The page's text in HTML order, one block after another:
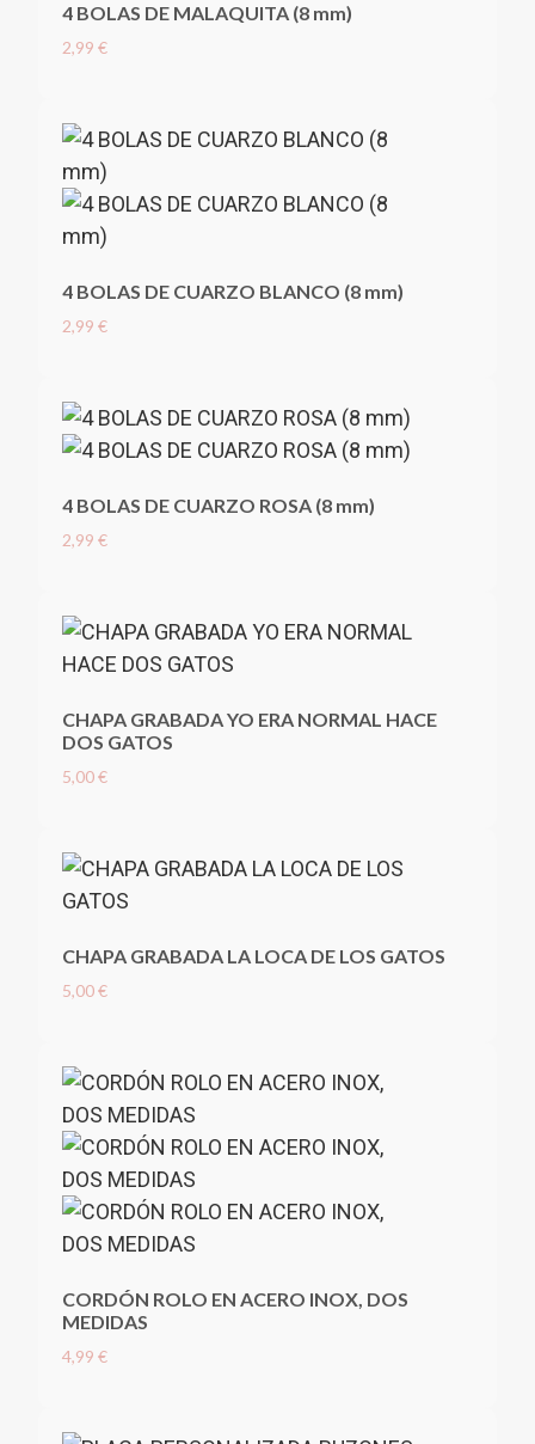
4 BOLAS DE MALAQUITA (8 mm)
2,99 €
4 BOLAS DE CUARZO BLANCO (8 mm)
2,99 €
4 BOLAS DE CUARZO ROSA (8 mm)
2,99 €
CHAPA GRABADA YO ERA NORMAL HACE
DOS GATOS
5,00 €
CHAPA GRABADA LA LOCA DE LOS GATOS
5,00 €
CORDÓN ROLO EN ACERO INOX, DOS
MEDIDAS
4,99 €